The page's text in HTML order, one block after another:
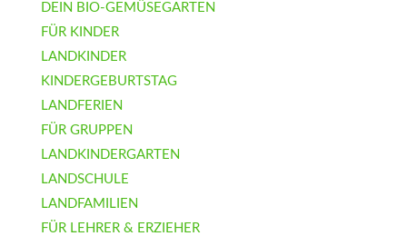
DEIN BIO-GEMÜSEGARTEN
FÜR KINDER
LANDKINDER
KINDERGEBURTSTAG
LANDFERIEN
FÜR GRUPPEN
LANDKINDERGARTEN
LANDSCHULE
LANDFAMILIEN
FÜR LEHRER & ERZIEHER